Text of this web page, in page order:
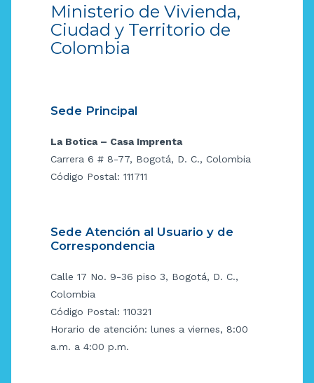
Ministerio de Vivienda,
Ciudad y Territorio de
Colombia
Sede Principal
La Botica – Casa Imprenta
Carrera 6 # 8-77, Bogotá, D. C., Colombia
Código Postal: 111711
Sede Atención al Usuario y de
Correspondencia
Calle 17 No. 9-36 piso 3, Bogotá, D. C.,
Colombia
Código Postal: 110321
Horario de atención: lunes a viernes, 8:00
a.m. a 4:00 p.m.